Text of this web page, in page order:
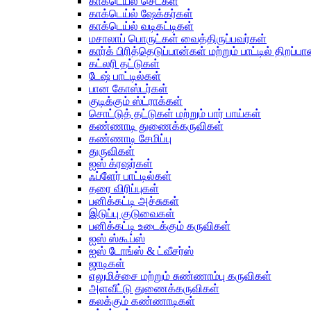
காக்டெய்ல் ஷேக்கர்கள்
காக்டெய்ல் வடிகட்டிகள்
மசாலாப் பொருட்கள் வைத்திருப்பவர்கள்
கார்க் பிரித்தெடுப்பான்கள் மற்றும் பாட்டில்
கட்லரி தட்டுகள்
டேஷ் பாட்டில்கள்
பான கோஸ்டர்கள்
குடிக்கும் ஸ்ட்ராக்கள்
சொட்டுத் தட்டுகள் மற்றும் பார் பாய்கள்
கண்ணாடி துணைக்கருவிகள்
கண்ணாடி சேமிப்பு
துருவிகள்
ஐஸ் க்ரஷர்கள்
ஃப்ளேர் பாட்டில்கள்
தரை விரிப்புகள்
பனிக்கட்டி அச்சுகள்
இடுப்பு குடுவைகள்
பனிக்கட்டி உடைக்கும் கருவிகள்
ஐஸ் ஸ்கூப்ஸ்
ஐஸ் டோங்ஸ் & ட்வீசர்ஸ்
ஜாடிகள்
எலுமிச்சை மற்றும் சுண்ணாம்பு கருவிகள்
அளவீட்டு துணைக்கருவிகள்
கலக்கும் கண்ணாடிகள்